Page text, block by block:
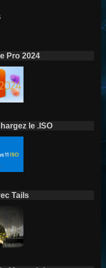
Pro 2024
le .ISO
Tails